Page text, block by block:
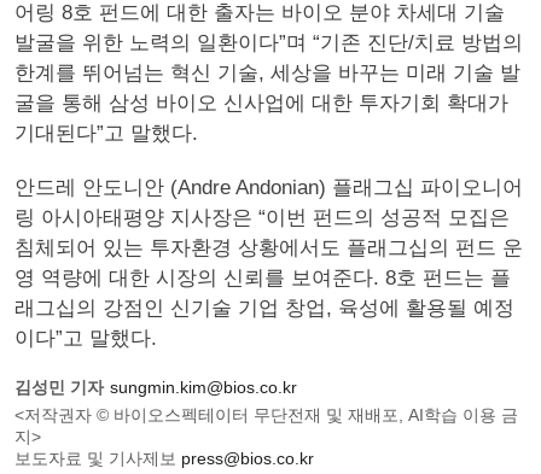
어링 8호 펀드에 대한 출자는 바이오 분야 차세대 기술
발굴을 위한 노력의 일환이다”며 “기존 진단/치료 방법의
한계를 뛰어넘는 혁신 기술, 세상을 바꾸는 미래 기술 발
굴을 통해 삼성 바이오 신사업에 대한 투자기회 확대가
기대된다”고 말했다.
안드레 안도니안 (Andre Andonian) 플래그십 파이오니어
링 아시아태평양 지사장은 “이번 펀드의 성공적 모집은
침체되어 있는 투자환경 상황에서도 플래그십의 펀드 운
영 역량에 대한 시장의 신뢰를 보여준다. 8호 펀드는 플
래그십의 강점인 신기술 기업 창업, 육성에 활용될 예정
이다”고 말했다.
김성민 기자 sungmin.kim@bios.co.kr
<저작권자 © 바이오스펙테이터 무단전재 및 재배포, AI학습 이용 금
지>
보도자료 및 기사제보 press@bios.co.kr